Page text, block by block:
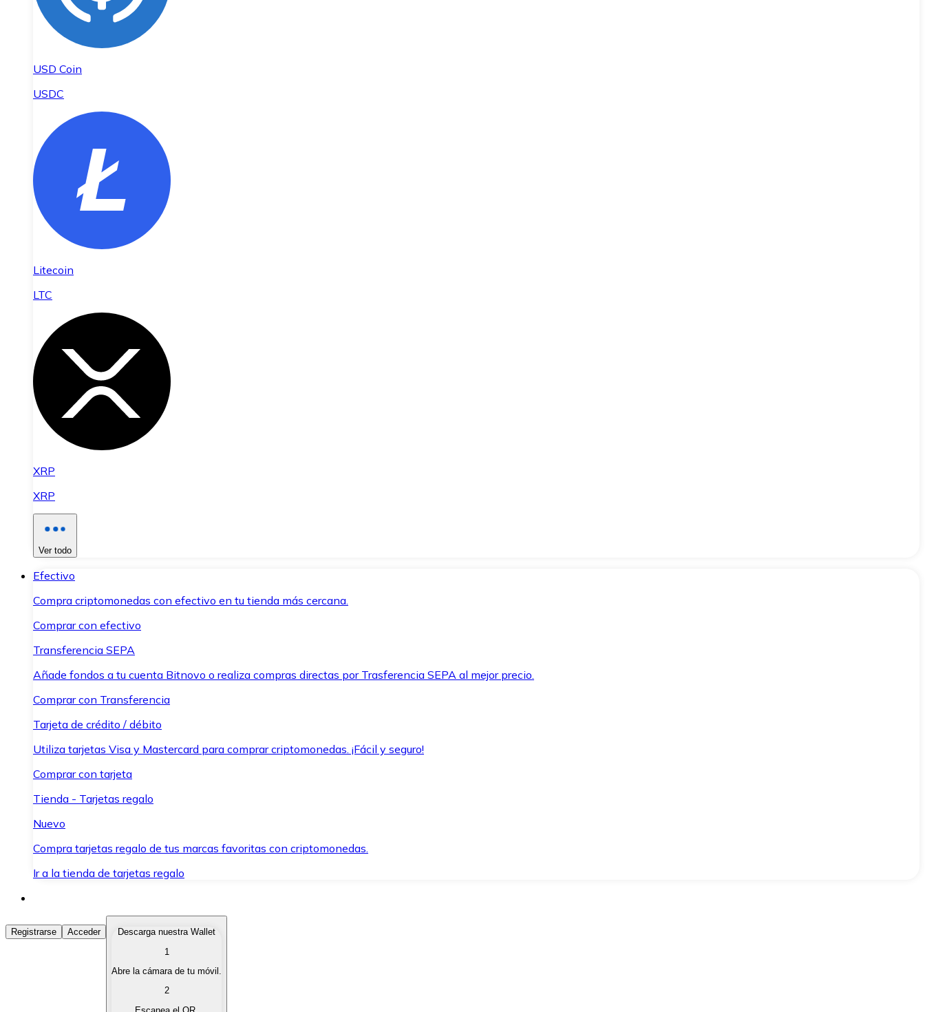
USD Coin
USDC
Litecoin
LTC
XRP
XRP
Ver todo
Efectivo
Compra criptomonedas con efectivo en tu tienda más cercana.
Comprar con efectivo
Transferencia SEPA
Añade fondos a tu cuenta Bitnovo o realiza compras directas por Trasferencia SEPA al mejor precio.
Comprar con Transferencia
Tarjeta de crédito / débito
Utiliza tarjetas Visa y Mastercard para comprar criptomonedas. ¡Fácil y seguro!
Comprar con tarjeta
Tienda - Tarjetas regalo
Nuevo
Compra tarjetas regalo de tus marcas favoritas con criptomonedas.
Ir a la tienda de tarjetas regalo
Comprar Criptomonedas
Compra criptomonedas con diferentes métodos de pago.
Vende tus criptomonedas de forma rápida y segura.
Registrarse Acceder
Descarga nuestra Wallet
1
Abre la cámara de tu móvil.
2